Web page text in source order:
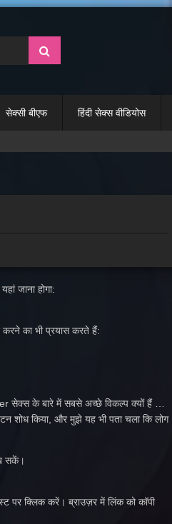
सेक्सी बीएफ हिंदी सेक्स वीडियोस
जाना होगा:
करने का भी प्रयास करते हैं:
सेक्स के बारे में सबसे अच्छे विकल्प क्यों हैं …
शोध किया, और मुझे यह भी पता चला कि लोग
सकें।
पर क्लिक करें। ब्राउज़र में लिंक को कॉपी